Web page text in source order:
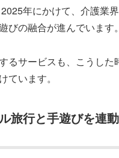
年にかけて、介護業
びの融合が進んでいます。
るサービスも、こうした
ています。
旅行と手遊びを連